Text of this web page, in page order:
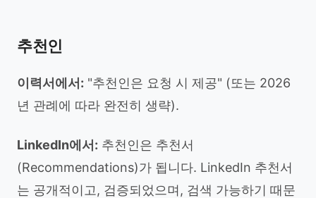
추천인
이력서에서: "추천인은 요청 시 제공" (또는 2026
년 관례에 따라 완전히 생략).
LinkedIn에서: 추천인은 추천서
(Recommendations)가 됩니다. LinkedIn 추천서
는 공개적이고, 검증되었으며, 검색 가능하기 때문